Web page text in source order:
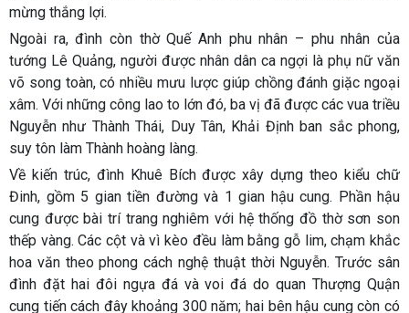
mừng thắng lợi.
Ngoài ra, đình còn thờQuế Anh phu nhân – phu nhân của
tướng Lê Quảng, người được nhân dân ca ngợi là phụ nữ văn
võ song toàn, có nhiều mưu lược giúp chồng đánh giặc ngoại
xâm. Với những công lao to lớn đó, ba vị đã được các vua triều
Nguyễn như Thành Thái, Duy Tân, Khải Địnhban sắc phong,
suy tôn làm Thành hoàng làng.
Về kiến trúc, đình Khuê Bíchđược xây dựng theo kiểuchữ
Đinh, gồm 5 gian tiền đường và 1 gian hậu cung. Phần hậu
cung được bài trí trang nghiêm với hệ thống đồ thờ sơn son
thếp vàng. Các cột và vì kèo đều làm bằng gỗ lim, chạm khắc
hoa văn theo phong cách nghệ thuật thời Nguyễn. Trước sân
đình đặt hai đôi ngựa đá và voi đá do quan Thượng Quận
cung tiến cách đây khoảng 300 năm; hai bên hậu cung còn có